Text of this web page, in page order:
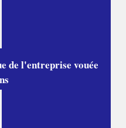
de l'entreprise vouée